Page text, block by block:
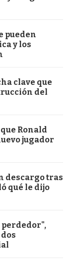
pueden
y los
clave que
del
Ronald
jugador
descargo tras
qué le dijo
perdedor",